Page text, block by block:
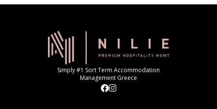
Simply #1 Sort Term Accommodation
Management Greece